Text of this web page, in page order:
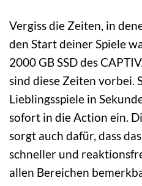
Vergiss die Zeiten, in
den Start deiner Spiele
2000 GB SSD des
sind diese Zeiten vorbei.
Lieblingsspiele in
sofort in die Action ein.
sorgt auch dafür, dass
schneller und
allen Bereichen